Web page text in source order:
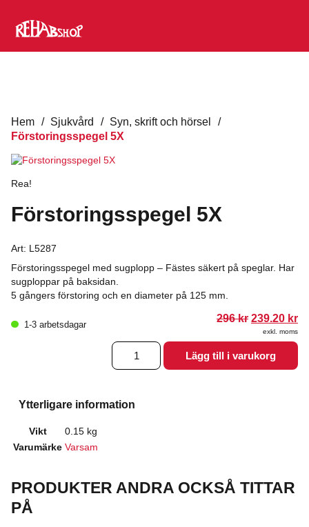
Hem / Sjukvård / Syn, skrift och hörsel
/
Förstoringsspegel 5X
Rea!
Förstoringsspegel 5X
Art: L5287
Förstoringsspegel med sugplopp – Fästes säkert på speglar. Har
sugploppar på baksidan.
5 gångers förstoring och en diameter på 125 mm.
1-3 arbetsdagar
296kr Det
296.00 kr.
239.20 kr
exkl. moms
Förstoringsspegel
mängd
Lägg till i varukorg
Ytterligare information
Vikt
0.15 kg
Varumärke Varsam
PRODUKTER ANDRA OCKSÅ TITTAR
PÅ